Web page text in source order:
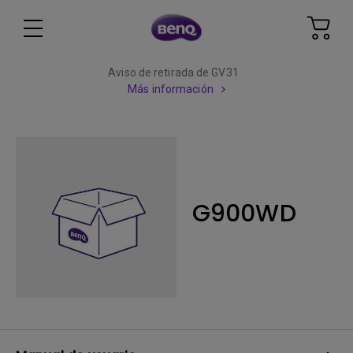
Aviso de retirada de GV31
Más información
G900WD